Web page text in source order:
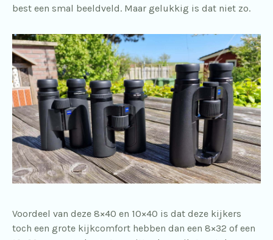
best een smal beeldveld. Maar gelukkig is dat niet zo.
Voordeel van deze 8×40 en 10×40 is dat deze kijkers
toch een grote kijkcomfort hebben dan een 8×32 of een